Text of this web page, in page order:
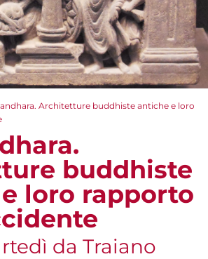
Architetture buddhiste antiche e loro
buddhiste
loro rapporto
da Traiano